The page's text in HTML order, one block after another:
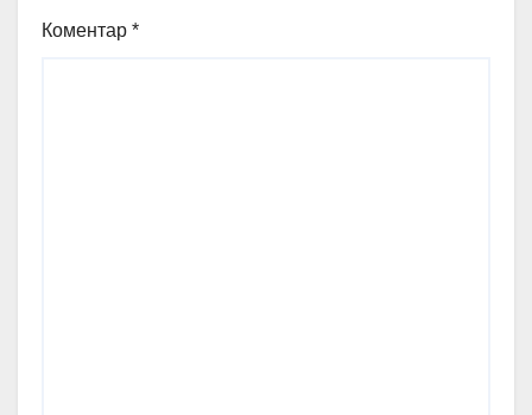
Коментар *